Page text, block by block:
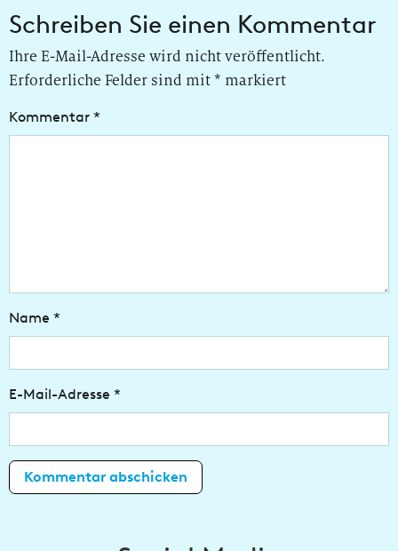
Schreiben Sie einen Kommentar
Ihre E-Mail-Adresse wird nicht veröffentlicht.
Erforderliche Felder sind mit* markiert
Kommentar *
Name *
E-Mail-Adresse *